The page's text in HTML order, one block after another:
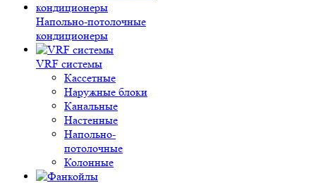
Напольно-потолочные
кондиционеры
VRF системы
Кассетные
Наружные блоки
Канальные
Настенные
Напольно-
потолочные
Колонные